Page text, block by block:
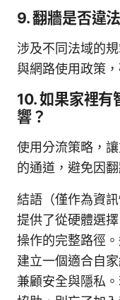
9. 翻牆是否違
涉及不同法域的
與網路使用政策
10. 如果家裡有
響？
使用分流策略，
的通道，避免因
結語（僅作為資
提供了從硬體選
操作的完整路徑
建立一個適合自
兼顧安全與隱私